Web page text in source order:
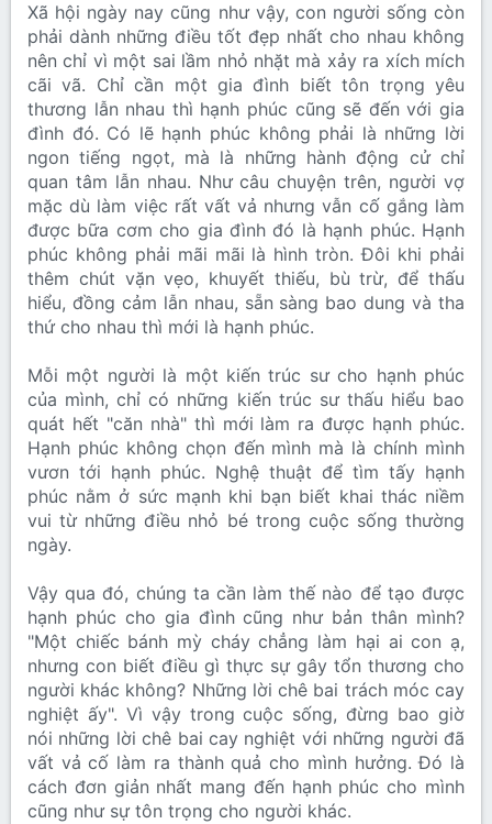
Xã hội ngày nay cũng như vậy, con người sống còn
phải dành những điều tốt đẹp nhất cho nhau không
nên chỉ vì một sai lầm nhỏ nhặt mà xảy ra xích mích
cãi vã. Chỉ cần một gia đình biết tôn trọng yêu
thương lẫn nhau thì hạnh phúc cũng sẽ đến với gia
đình đó. Có lẽ hạnh phúc không phải là những lời
ngon tiếng ngọt, mà là những hành động cử chỉ
quan tâm lẫn nhau. Như câu chuyện trên, người vợ
mặc dù làm việc rất vất vả nhưng vẫn cố gắng làm
được bữa cơm cho gia đình đó là hạnh phúc. Hạnh
phúc không phải mãi mãi là hình tròn. Đôi khi phải
thêm chút vặn vẹo, khuyết thiếu, bù trừ, để thấu
hiểu, đồng cảm lẫn nhau, sẵn sàng bao dung và tha
thứ cho nhau thì mới là hạnh phúc.
Mỗi một người là một kiến trúc sư cho hạnh phúc
của mình, chỉ có những kiến trúc sư thấu hiểu bao
quát hết "căn nhà" thì mới làm ra được hạnh phúc.
Hạnh phúc không chọn đến mình mà là chính mình
vươn tới hạnh phúc. Nghệ thuật để tìm tấy hạnh
phúc nằm ở sức mạnh khi bạn biết khai thác niềm
vui từ những điều nhỏ bé trong cuộc sống thường
ngày.
Vậy qua đó, chúng ta cần làm thế nào để tạo được
hạnh phúc cho gia đình cũng như bản thân mình?
"Một chiếc bánh mỳ cháy chẳng làm hại ai con ạ,
nhưng con biết điều gì thực sự gây tổn thương cho
người khác không? Những lời chê bai trách móc cay
nghiệt ấy". Vì vậy trong cuộc sống, đừng bao giờ
nói những lời chê bai cay nghiệt với những người đã
vất vả cố làm ra thành quả cho mình hưởng. Đó là
cách đơn giản nhất mang đến hạnh phúc cho mình
cũng như sự tôn trọng cho người khác.